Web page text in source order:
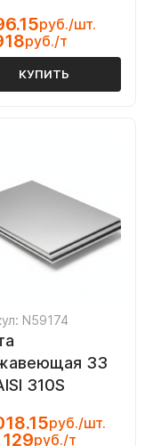
руб./шт.
руб./т
КУПИТЬ
N59174
33
310S
руб./шт.
руб./т